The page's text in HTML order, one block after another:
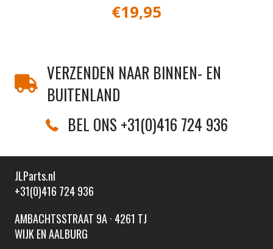
€19,95
VERZENDEN NAAR BINNEN- EN
BUITENLAND
BEL ONS +31(0)416 724 936
JLParts.nl
+31(0)416 724 936
AMBACHTSSTRAAT 9A · 4261 TJ
WIJK EN AALBURG